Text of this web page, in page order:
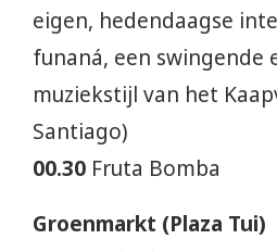
eigen, hedendaagse
funaná, een swingende
muziekstijl van het
Santiago)
00.30 Fruta Bomba
Groenmarkt (Plaza Tui)